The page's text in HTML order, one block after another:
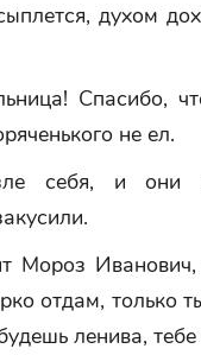
духом
Спасибо,
не ел.
себя, и они
Мороз
отдам, только
ленива,